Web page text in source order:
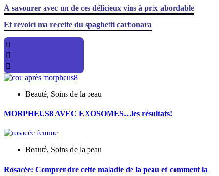
À savourer avec un de ces délicieux vins à prix abordable
Et revoici ma recette du spaghetti carbonara
Beauté, Soins de la peau
MORPHEUS8 AVEC EXOSOMES…les résultats!
Beauté, Soins de la peau
Rosacée: Comprendre cette maladie de la peau et comment la